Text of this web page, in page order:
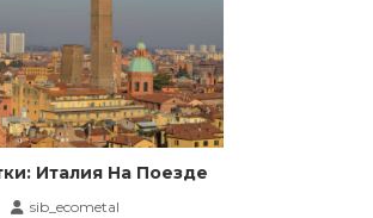
Италия На Поезде
sib_ecometal